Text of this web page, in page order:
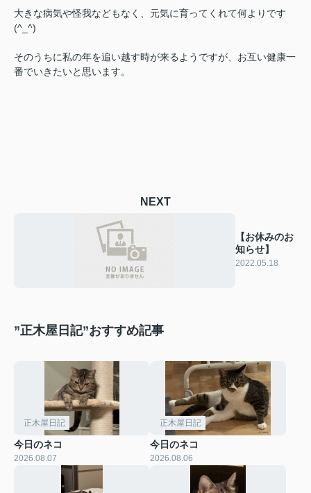
大きな病気や怪我などもなく、元気に育ってくれて何よりです
(^_^)
そのうちに私の年を追い越す時が来るようですが、お互い健康一
番でいきたいと思います。
NEXT
【お休みのお
知らせ】
2022.05.18
”正木屋日記”おすすめ記事
正木屋日記
今日のネコ
2026.08.07
正木屋日記
今日のネコ
2026.08.06